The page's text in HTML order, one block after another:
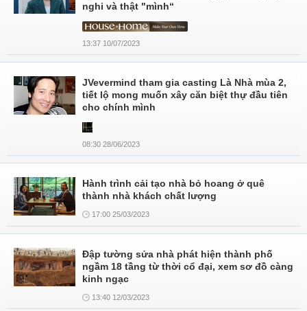
nghi và thật "mình“
13:37 10/07/2023
JVevermind tham gia casting Là Nhà mùa 2,
tiết lộ mong muốn xây căn biệt thự đầu tiên
cho chính mình
08:30 28/06/2023
Hành trình cải tạo nhà bỏ hoang ở quê
thành nhà khách chất lượng
17:00 25/03/2023
Đập tường sửa nhà phát hiện thành phố
ngầm 18 tầng từ thời cổ đại, xem sơ đồ càng
kinh ngạc
13:40 12/03/2023